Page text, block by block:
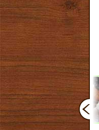
Csokoládés-diós